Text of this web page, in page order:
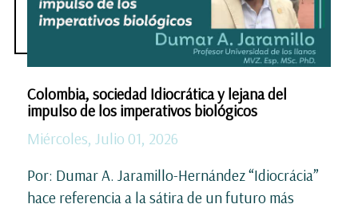
Colombia, sociedad Idiocrática y lejana del
impulso de los imperativos biológicos
Miércoles, Julio 01, 2026
Por: Dumar A. Jaramillo-Hernández “Idiocrácia”
hace referencia a la sátira de un futuro más